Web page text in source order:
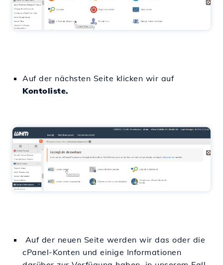
Auf der nächsten Seite klicken wir auf
Kontoliste.
Auf der neuen Seite werden wir das oder die
cPanel-Konten und einige Informationen